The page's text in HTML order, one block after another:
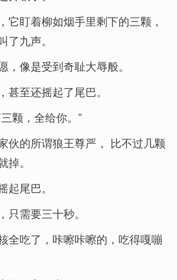
它盯着柳如烟手里剩下的三颗，
九声。
，像是受到奇耻大辱般。
甚至还摇起了尾巴。
颗，全给你。”
伙的所谓狼王尊严， 比不过几颗
。
尾巴。
只需要三十秒。
全吃了，咔嚓咔嚓的，吃得嘎嘣